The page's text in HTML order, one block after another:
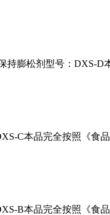
持膨松剂型号：DXS-D
C本品完全按照《食
B本品完全按照《食